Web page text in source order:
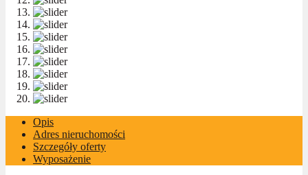
Opis
Adres nieruchomości
Szczegóły oferty
Wyposażenie